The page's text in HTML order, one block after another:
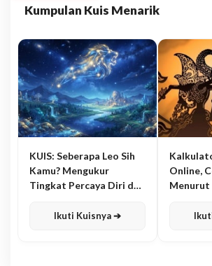
Kumpulan Kuis Menarik
KUIS: Seberapa Leo Sih
Kamu? Mengukur
Tingkat Percaya Diri dan
Ikuti Kuisnya ➔
Online,
Menurut